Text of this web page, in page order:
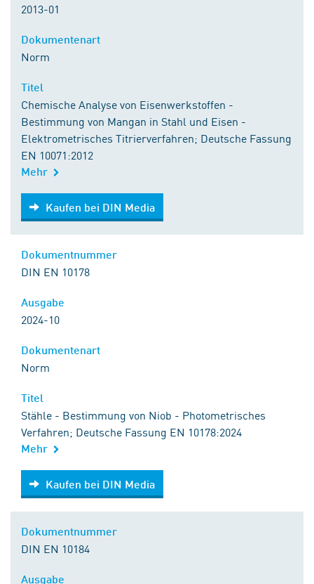
2013-01
Norm
Chemische Analyse von Eisenwerkstoffen -
Bestimmung von Mangan in Stahl und Eisen -
Elektrometrisches Titrierverfahren; Deutsche Fassung
EN 10071:2012
Mehr
Kaufen bei DIN Media
Kaufen bei DIN Media
DIN EN 10178
2024-10
Norm
Stähle - Bestimmung von Niob - Photometrisches
Verfahren; Deutsche Fassung EN 10178:2024
Mehr
Kaufen bei DIN Media
Kaufen bei DIN Media
DIN EN 10184